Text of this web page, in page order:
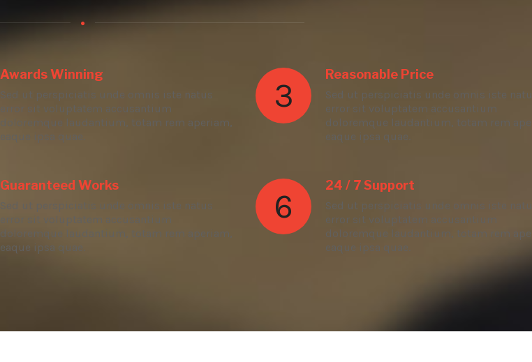
Awards Winning
Sed ut perspiciatis unde omnis iste natus
error sit voluptatem accusantium
doloremque laudantium, totam rem aperiam,
eaque ipsa quae.
3
Reasonable Price
Sed ut perspiciatis unde omnis iste
error sit voluptatem accusantium
doloremque laudantium, totam rem
eaque ipsa quae.
Guaranteed Works
Sed ut perspiciatis unde omnis iste natus
error sit voluptatem accusantium
doloremque laudantium, totam rem aperiam,
eaque ipsa quae.
6
24 / 7 Support
Sed ut perspiciatis unde omnis iste
error sit voluptatem accusantium
doloremque laudantium, totam rem
eaque ipsa quae.